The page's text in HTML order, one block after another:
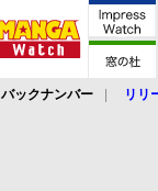
バックナンバー リリ